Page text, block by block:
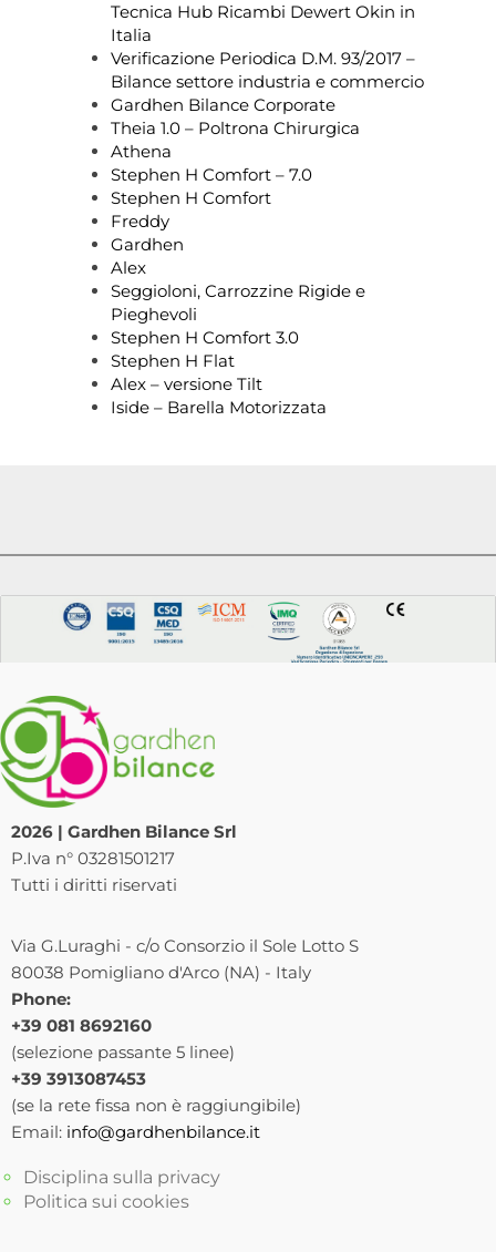
Tecnica Hub Ricambi Dewert Okin in
Italia
Verificazione Periodica D.M. 93/2017 –
Bilance settore industria e commercio
Gardhen Bilance Corporate
Theia 1.0 – Poltrona Chirurgica
Athena
Stephen H Comfort – 7.0
Stephen H Comfort
Freddy
Gardhen
Alex
Seggioloni, Carrozzine Rigide e
Pieghevoli
Stephen H Comfort 3.0
Stephen H Flat
Alex – versione Tilt
Iside – Barella Motorizzata
2026 | Gardhen Bilance Srl
P.Iva n° 03281501217
Tutti i diritti riservati
Via G.Luraghi - c/o Consorzio il Sole Lotto S
80038 Pomigliano d'Arco (NA) - Italy
Phone:
+39 081 8692160
(selezione passante 5 linee)
+39 3913087453
(se la rete fissa non è raggiungibile)
Email: info@gardhenbilance.it
Disciplina sulla privacy
Politica sui cookies